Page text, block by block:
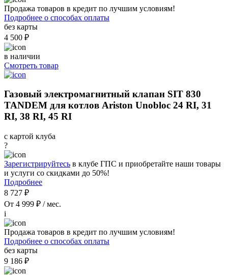
Продажа товаров в кредит по лучшим условиям!
Подробнее о способах оплаты
без карты
4 500 ₽
в наличии
Смотреть товар
Газовый электромагнитный клапан SIT 830
TANDEM для котлов Ariston Unobloc 24 RI, 31
RI, 38 RI, 45 RI
с картой клуба
?
Зарегистрируйтесь в клубе ГПС и приобретайте наши товары
и услуги со скидками до 50%!
Подробнее
8 727 ₽
От 4 999 ₽ / мес.
i
Продажа товаров в кредит по лучшим условиям!
Подробнее о способах оплаты
без карты
9 186 ₽